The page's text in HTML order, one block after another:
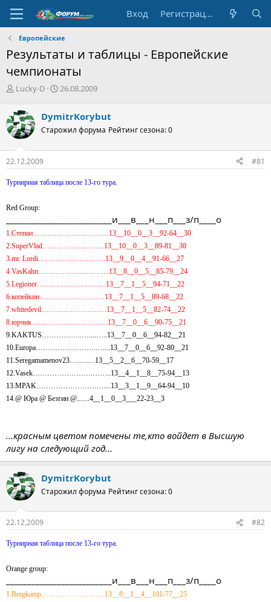
Вход Регистрация
Европейские
Результаты и таблицы - Европейские
чемпионаты
А
т
о
р
т
е
м
Lucky-D
Д
а
н
ч
а
26.08.2009
DymitrKorybut
Старожил форума Рейтинг сезона: 0
22.12.2009 #81
Турнирная таблица после 13-го тура.
Red Group:
_________________________и___в___н___п___з/п____о
1.Степан…………………………..13__10__0__3__92-64__30
2.SuperVlad……………………..13__10__0__3__89-81__30
3.mr. Lordi……………………….13__9__0__4__91-66__27
4.VasKahn………………………...13__8__0__5__85-79__24
5.Legioner……………………......13__7__1__5__94-71__22
6.копейкин………………………13__7__1__5__89-68__22
7.whitedevil………………………13__7__1__5__82-74__22
8.юрчик………………..………....13__7__0__6__90-75__21
9.KAKTUS……………..…....…..13__7__0__6__94-82__21
10.Europa……………………..…...13__7__0__6__92-80__21
11.Seregamamenov23……..…13__5__2__6__70-59__17
12.Vasek…………………….……..13__4__1__8__75-94__13
13.MPAK…………………….…....13__3__1__9__64-94__10
14.@ Юра @ Безгин @.......4__1__0__3___22-23__3
...красным цветом помечены те,кто войдет в Высшую
лигу на следующий год...
DymitrKorybut
Старожил форума Рейтинг сезона: 0
22.12.2009 #82
Турнирная таблица после 13-го тура.
Orange group:
_________________________и___в___н___п___з/п____о
1.Bergkamp…….………….…….13__8__1__4__101-77__25